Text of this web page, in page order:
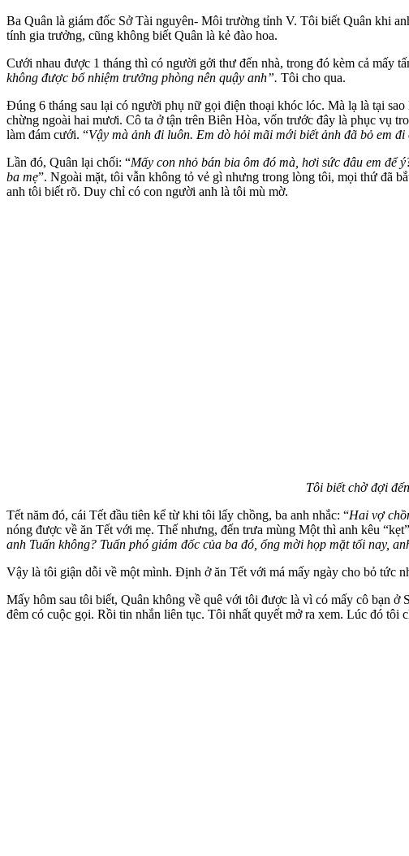
Ba Quân là giám đốc Sở Tài nguyên- Môi trường tỉnh V. Tôi biết Quân khi
tính gia trưởng, cũng không biết Quân là kẻ đào hoa.
Cưới nhau được 1 tháng thì có người gởi thư đến nhà, trong đó kèm cả mấy
không được bổ nhiệm trưởng phòng nên quậy anh”. Tôi cho qua.
Đúng 6 tháng sau lại có người phụ nữ gọi điện thoại khóc lóc. Mà lạ là tại
chừng ngoài hai mươi. Cô ta ở tận trên Biên Hòa, vốn trước đây là phục vụ
làm đám cưới. “Vậy mà ảnh đi luôn. Em dò hỏi mãi mới biết ảnh đã bỏ em
Lần đó, Quân lại chối: “Mấy con nhỏ bán bia ôm đó mà, hơi sức đâu em để
ba mẹ”. Ngoài mặt, tôi vẫn không tỏ vẻ gì nhưng trong lòng tôi, mọi thứ đã
anh tôi biết rõ. Duy chỉ có con người anh là tôi mù mờ.
Tôi biết chờ đợi
Tết năm đó, cái Tết đầu tiên kể từ khi tôi lấy chồng, ba anh nhắc: “Hai vợ
nóng được về ăn Tết với mẹ. Thế nhưng, đến trưa mùng Một thì anh kêu
anh Tuấn không? Tuấn phó giám đốc của ba đó, ổng mời họp mặt tối nay,
Vậy là tôi giận dỗi về một mình. Định ở ăn Tết với má mấy ngày cho bỏ tức
Mấy hôm sau tôi biết, Quân không về quê với tôi được là vì có mấy cô bạn
đêm có cuộc gọi. Rồi tin nhắn liên tục. Tôi nhất quyết mở ra xem. Lúc đó tôi